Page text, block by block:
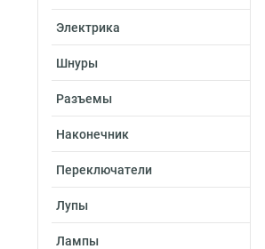
Электрика
Шнуры
Разъемы
Наконечник
Переключатели
Лупы
Лампы